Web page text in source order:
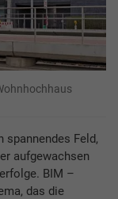
Feld,
aufgewachsen
BIM –
das die